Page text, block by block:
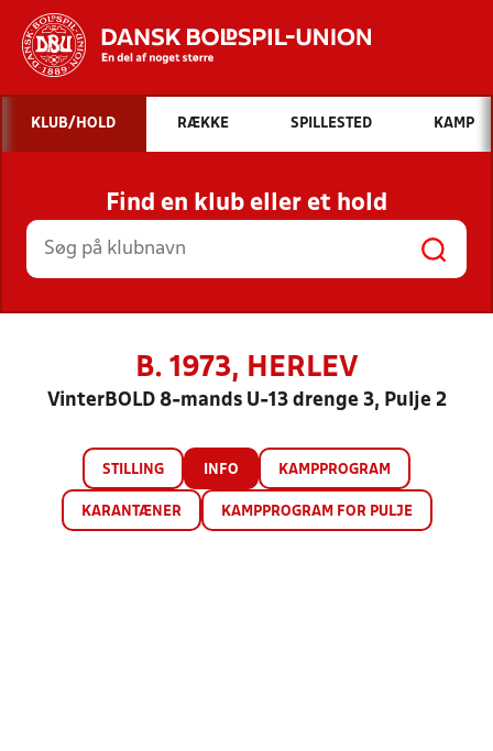
Hvad vil du søge efter?
INDHOLD OG NYHEDER
STILLINGER, RESULTATER, KLUBBER OG
HOLD
KLUB/HOLD RÆKKE SPILLESTED KAMP
Find en klub eller et hold
B. 1973, HERLEV
VinterBOLD 8-mands U-13 drenge 3, Pulje 2
STILLING INFO KAMPPROGRAM
KARANTÆNER KAMPPROGRAM FOR PULJE